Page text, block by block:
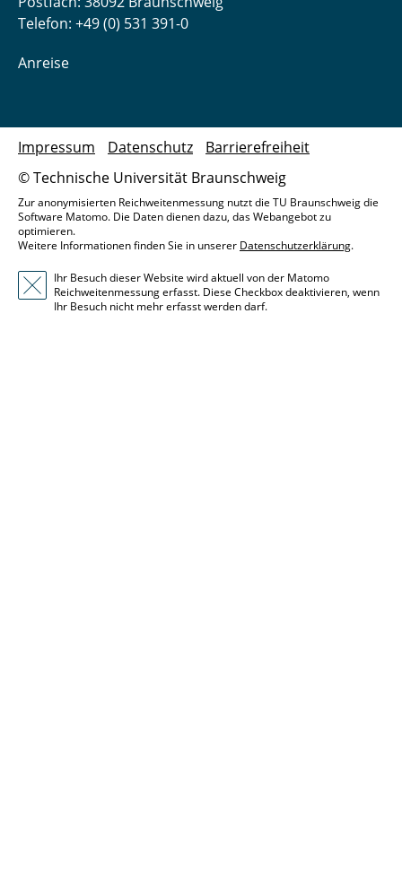
Telefon: +49 (0) 531 391-0
Anreise
© Technische Universität Braunschweig
Impressum Datenschutz Barrierefreiheit
Zur anonymisierten Reichweitenmessung nutzt die TU Braunschweig die
Software Matomo. Die Daten dienen dazu, das Webangebot zu
optimieren.
Weitere Informationen finden Sie in unserer Datenschutzerklärung.
Ihr Besuch dieser Website wird aktuell von der Matomo
Reichweitenmessung erfasst. Diese Checkbox deaktivieren, wenn
Ihr Besuch nicht mehr erfasst werden darf.